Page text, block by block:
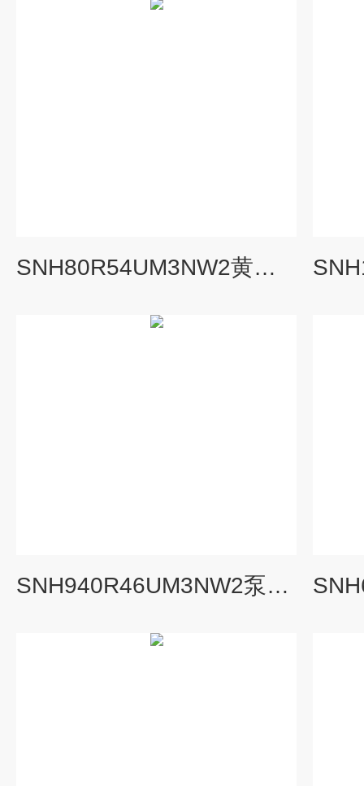
SNH80R54UM3NW2黄山螺杆泵燃油输送泵
SNH940R46UM3NW2泵三螺杆泵